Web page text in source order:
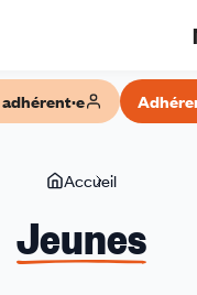
Vous
ici
Accueil
Jeunes